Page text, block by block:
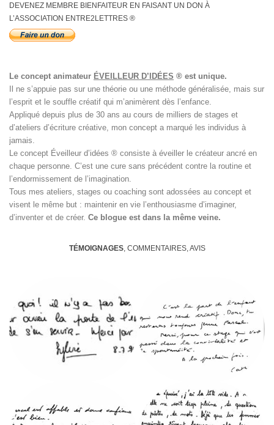
DEVENEZ MEMBRE BIENFAITEUR EN FAISANT UN DON À
L’ASSOCIATION ENTRE2LETTRES ®
Le concept animateur ÉVEILLEUR D’IDÉES ® est unique.
Il ne s’appuie pas sur une théorie ou une méthode généralisée, mais sur
l’esprit et le souffle créatif qui m’animèrent dès l’enfance.
Appliqué depuis plus de 30 ans au cours de milliers de stages et
d’ateliers d’écriture créative, mon concept a marqué les individus à
jamais.
Le concept Éveilleur d’idées ® consiste à éveiller le créateur ancré en
chaque personne. C’est une cure sans précédent contre la routine et
l’endormissement de l’imagination.
Tous mes ateliers, stages ou coaching sont adossées au concept et
visent le même but : maintenir en vie l’enthousiasme d’imaginer,
d’inventer et de créer. Ce blogue est dans la même veine.
TÉMOIGNAGES, COMMENTAIRES, AVIS